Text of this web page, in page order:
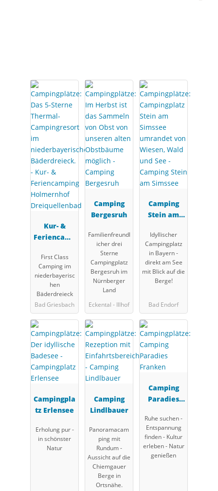
Kur- &
Feriencamp
Holmernhof
Dreiquellen
bad
First Class
Camping im
niederbayerisc
hen
Bäderdreieck
Bad Griesbach
Camping
Bergesruh
Familienfreundl
icher drei
Sterne
Campingplatz
Bergesruh im
Nürnberger
Land
Eckental - Illhof
Camping
Stein am
Idyllischer
Campingplatz
in Bayern -
direkt am See
mit Blick auf die
Berge!
Bad Endorf
Campingpla
tz Erlensee
Erholung pur -
in schönster
Natur
Camping
Lindlbauer
Panoramacam
ping mit
Rundum -
Aussicht auf die
Chiemgauer
Berge in
Ortsnähe.
Camping
Paradies
Ruhe suchen -
Entspannung
finden - Kultur
erleben - Natur
genießen